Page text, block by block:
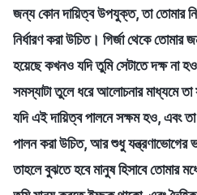
জন্য কোন দায়িত্ব উপযুক্ত, তা তোমার
নির্ধারণ করা উচিত। গির্জা থেকে তোমার
হয়েছে কখনও যদি তুমি সেটাতে দক্ষ না
সমস্যাটা তুলে ধরে আলোচনার মাধ্যমে
যদি এই দায়িত্ব পালনে সক্ষম হও, এবং
পালন করা উচিত, আর শুধু যন্ত্রণাভোগের
তাহলে বুঝতে হবে মানুষ হিসাবে তোমার